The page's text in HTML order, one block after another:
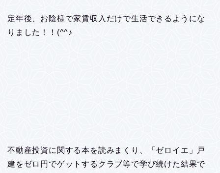
定年後、お陰様で家賃収入だけで生活できるようにな
りました！！(^^♪
不動産投資に関する本を読みまくり、「ゼロイエ」戸
建をゼロ円でゲットするクラブ等で学び続けた結果で